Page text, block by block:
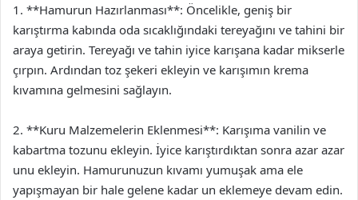
1. **Hamurun Hazırlanması**: Öncelikle, geniş bir
karıştırma kabında oda sıcaklığındaki tereyağını ve tahini bir
araya getirin. Tereyağı ve tahin iyice karışana kadar mikserle
çırpın. Ardından toz şekeri ekleyin ve karışımın krema
kıvamına gelmesini sağlayın.
2. **Kuru Malzemelerin Eklenmesi**: Karışıma vanilin ve
kabartma tozunu ekleyin. İyice karıştırdıktan sonra azar azar
unu ekleyin. Hamurunuzun kıvamı yumuşak ama ele
yapışmayan bir hale gelene kadar un eklemeye devam edin.